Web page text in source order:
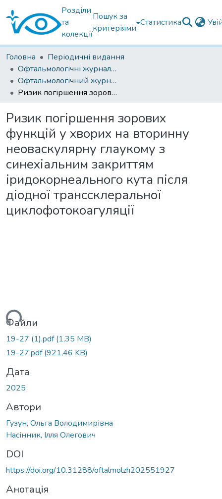
Розділи
та
колекції
Пошук за
критеріями
Статистика
Головна
Періодичні видання
Офтальмологічні журнали українські
Офтальмологічний журнал 2025
Ризик погіршення зорових функцій у хворих на вторинну неоваскулярну глаукому з синехіальним закриттям іридокорнеального кута після діодної транссклеральної циклофотокоагуляції
Ризик погіршення зорових
функцій у хворих на вторинну
неоваскулярну глаукому з
синехіальним закриттям
іридокорнеального кута після
діодної транссклеральної
циклофотокоагуляції
Файли
19-27 (1).pdf(1,35 MB)
19-27.pdf(921,46 KB)
Дата
2025
Автори
Гузун, Ольга Володимирівна
Насінник, Ілля Олегович
DOI
https://doi.org/10.31288/oftalmolzh202551927
Анотація